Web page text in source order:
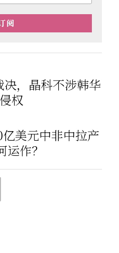
阅
，晶科不涉韩华
权
美元中非中拉产
作？